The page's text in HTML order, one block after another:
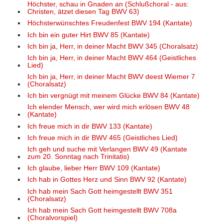
Höchster, schau in Gnaden an (Schlußchoral - aus:
Christen, ätzet diesen Tag BWV 63)
Höchsterwünschtes Freudenfest BWV 194 (Kantate)
Ich bin ein guter Hirt BWV 85 (Kantate)
Ich bin ja, Herr, in deiner Macht BWV 345 (Choralsatz)
Ich bin ja, Herr, in deiner Macht BWV 464 (Geistliches
Lied)
Ich bin ja, Herr, in deiner Macht BWV deest Wiemer 7
(Choralsatz)
Ich bin vergnügt mit meinem Glücke BWV 84 (Kantate)
Ich elender Mensch, wer wird mich erlösen BWV 48
(Kantate)
Ich freue mich in dir BWV 133 (Kantate)
Ich freue mich in dir BWV 465 (Geistliches Lied)
Ich geh und suche mit Verlangen BWV 49 (Kantate
zum 20. Sonntag nach Trinitatis)
Ich glaube, lieber Herr BWV 109 (Kantate)
Ich hab in Gottes Herz und Sinn BWV 92 (Kantate)
Ich hab mein Sach Gott heimgestellt BWV 351
(Choralsatz)
Ich hab mein Sach Gott heimgestellt BWV 708a
(Choralvorspiel)